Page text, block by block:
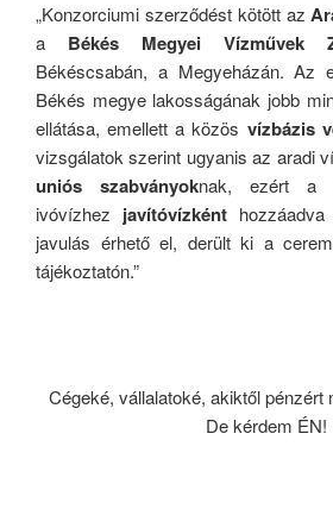
„Konzorciumi szerződést kötött az
a Békés Megyei Vízművek
Békéscsabán, a Megyeházán. Az
Békés megye lakosságának jobb
ellátása, emellett a közös vízbázis
vizsgálatok szerint ugyanis az aradi
uniós szabványoknak, ezért a
ivóvízhez javítóvízkénthozzáadva
javulás érhető el, derült ki a
tájékoztatón.”
Cégeké, vállalatoké, akiktől pénzért
De kérdem ÉN!